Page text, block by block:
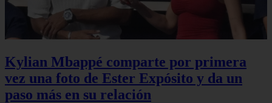
Kylian Mbappé comparte por primera
vez una foto de Ester Expósito y da un
paso más en su relación